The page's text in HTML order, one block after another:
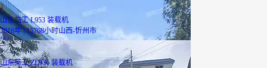
山东临工 L953 装载机
2016年 | 15768小时山西-忻州市
4.5
山东莱工 ZL936 装载机